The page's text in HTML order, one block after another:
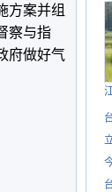
方案并组
察与指
府做好气